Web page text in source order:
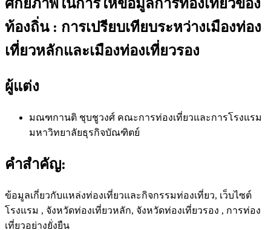
ศักยภาพในการให้ข้อมูลการท่องเที่ยวของ
ท้องถิ่น : การเปรียบเทียบระหว่างเมืองท่อง
เที่ยวหลักและเมืองท่องเที่ยวรอง
ผู้แต่ง
มณฑกานติ ชุบชูวงศ์ คณะการท่องเที่ยวและการโรงแรม
มหาวิทยาลัยธุรกิจบัณฑิตย์
คำสำคัญ:
ข้อมูลเกี่ยวกับแหล่งท่องเที่ยวและกิจกรรมท่องเที่ยว, เว็บไซต์
โรงแรม , จังหวัดท่องเที่ยวหลัก, จังหวัดท่องเที่ยวรอง , การท่อง
เที่ยวอย่างยั่งยืน